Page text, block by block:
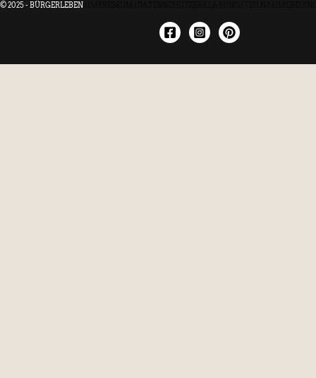
© 2025 - BÜRGERLEBEN